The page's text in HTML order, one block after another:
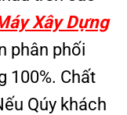
Xây Dựng
phân phối
100%. Chất
Qúy khách